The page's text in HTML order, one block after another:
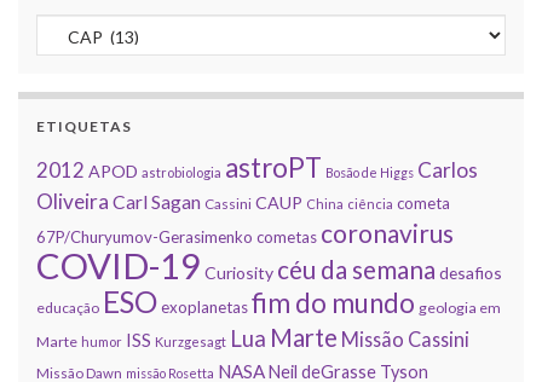
Categorias
ETIQUETAS
2012 APOD astrobiologia astroPT Bosão de Higgs Carlos
Oliveira Carl Sagan Cassini CAUP China ciência cometa
67P/Churyumov-Gerasimenko cometas coronavirus
COVID-19 Curiosity céu da semana desafios
educação ESOexoplanetasfim do mundo geologia em
Marte humor ISS Kurzgesagt Lua Marte Missão Cassini
Missão Dawn missão Rosetta NASANeil deGrasse Tyson